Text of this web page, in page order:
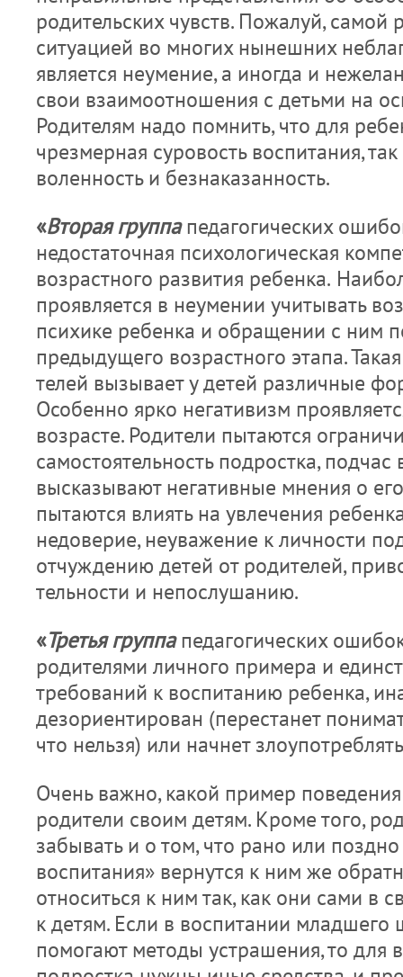
родительских чувств. Пожалуй, самой
ситуацией во мно­гих нынешних
является неуме­ние, а иногда и
свои взаи­моотношения с детьми на
Родителям надо помнить, что для
чрезмерная суровость воспитания,
воленность и безнаказанность.
«Вторая группа педагогических
недостаточная психологическая
возрастного развития ребенка.
проявляется в неумении учитывать
психике ребенка и обращении с ним
предыдущего возрастного этапа.
телей вызывает у детей различные
Особенно ярко негативизм
возрасте. Родители пытаются
самосто­ятельность подростка,
выс­казывают негативные мнения о
пытаются влиять на увлечения
недоверие, неуважение к личности
отчуждению детей от родителей,
тельности и непослушанию.
«Третья группа педагогических
родителями личного примера и
требований к воспитанию ребенка,
дезориентирован (перестанет
что нельзя) или начнет
Очень важно, какой пример
родители своим детям. Кроме того,
забывать и о том, что рано или
воспитания» вернутся к ним же
относиться к ним так, как они сами в
к детям. Если в воспитании младшего
помогают методы устрашения, то для